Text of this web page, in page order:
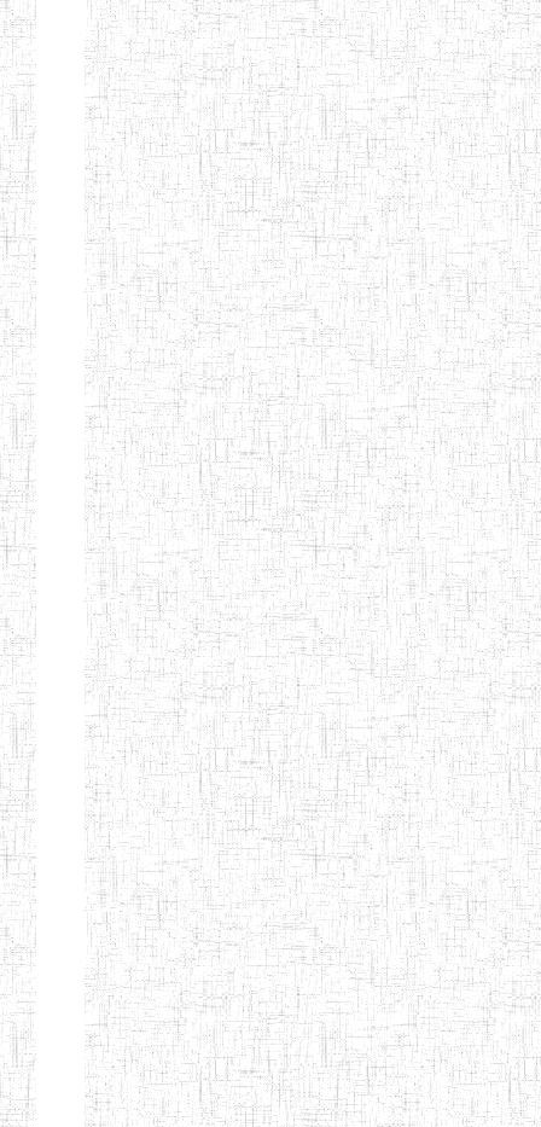
MODEL
INCLUSIVE
BILINGUAL
TEACHER
TRAINING
INSTITUTE
08/09/2015 ENIEG
CEFED/SPED/TTI
SANTA
17/11/2008 ENIEG
PTTC MBENGWI 06/08/1990 ENIEG
FULL GOSPEL
BTTC MBENGWI
02/10/1998 ENIEG
BAPTIST
TEACHERS
TRAINING
COLLEGE
08/08/1983 ENIEG
KENCHOLIA
TEACHER'S
TRAINING
COLLEGE
"K.T.T.C NDOP"
15/09/2015 ENIEG
ENIEG PRIVEE
BILINGUE
LAIQUE LES
PERFORMANCES
PEDAGOGIQUES
01/09/2015 ENIEG